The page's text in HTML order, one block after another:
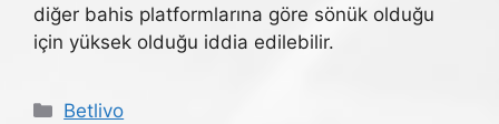
diğer bahis platformlarına göre sönük olduğu
için yüksek olduğu iddia edilebilir.
Kategoriler
Betlivo